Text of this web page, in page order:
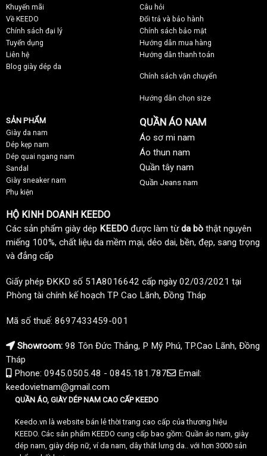
Khuyến mãi
Về KEEDO
Chính sách đại lý
Tuyển dụng
Liên hệ
Blog giày dép da
Câu hỏi
Đổi trả và bảo hành
Chính sách bảo mật
Hướng dẫn mua hàng
Hướng dẫn thanh toán
Chính sách vận chuyển
Hướng dẫn chọn size
SẢN PHẨM
Giày da nam
Dép kẹp nam
Dép quai ngang nam
Sandal
Giày sneaker nam
Phụ kiện
QUẦN ÁO NAM
Áo sơ mi nam
Áo thun nam
Quần tây nam
Quần Jeans nam
HỘ KINH DOANH KEEDO
Các sản phẩm giày dép KEEDO được làm từda bò thật nguyên
miếng 100%, chất liệu da mềm mại, dẻo dai, bền, đẹp, sang trọng
và đẳng cấp
Giấy phép ĐKKD số 51A8016642 cấp ngày 02/03/2021 tại
Phòng tài chính kế hoạch TP Cao Lãnh, Đồng Tháp
Mã số thuế: 8697433459-001
Showroom: 98 Tôn Đức Thắng, P Mỹ Phú, TP.Cao Lãnh, Đồng
Tháp
Phone: 0945.0505.48 - 0845.181.787
Email:
keedovietnam@gmail.com
QUẦN ÁO, GIÀY DÉP NAM CAO CẤP KEEDO
Keedo.vn là website bán lẻ thời trang cao cấp của thương hiệu
KEEDO. Các sản phẩm KEEDO cung cấp bao gồm: Quần áo nam, giày
dép nam, giày dép nữ, ví da nam, dây thắt lưng da.. với hơn 3000 sản